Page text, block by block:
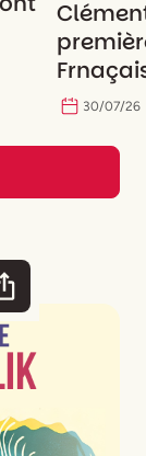
30/07/26